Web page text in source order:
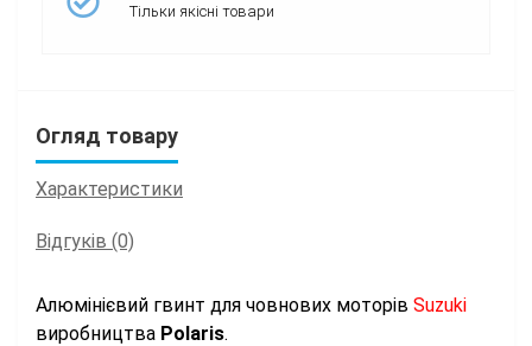
Тільки якісні товари
Огляд товару
Характеристики
Відгуків (0)
Алюмінієвий гвинт для човнових моторів Suzuki
виробництва Polaris.